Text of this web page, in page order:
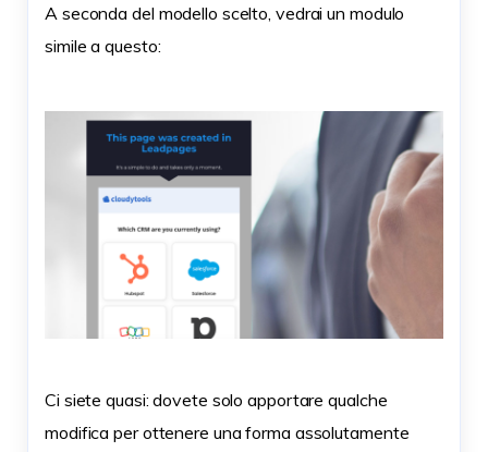
A seconda del modello scelto, vedrai un modulo
simile a questo:
Ci siete quasi: dovete solo apportare qualche
modifica per ottenere una forma assolutamente